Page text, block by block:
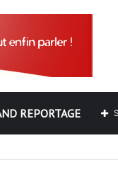
REPORTAGE